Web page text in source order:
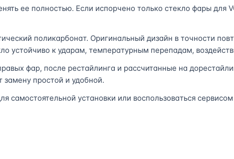
ее полностью. Если испорчено только стекло фары для
поликарбонат. Оригинальный дизайн в точности
устойчиво к ударам, температурным перепадам,
фар, после рестайлинга и рассчитанные на
простой и удобной.
самостоятельной установки или воспользоваться